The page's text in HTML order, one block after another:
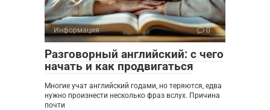
Информация 0
Разговорный английский: с чего
начать и как продвигаться
Многие учат английский годами, но теряются, едва
нужно произнести несколько фраз вслух. Причина
почти